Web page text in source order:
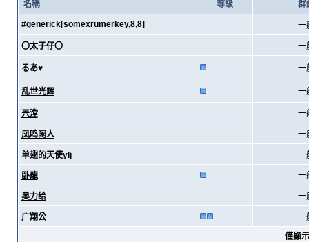
名稱 等級 群
#generick[somexrumerkey,8,8] 一
〇太子仔〇 一
るあ♥ 一
乱世光辉 一
兲漟 一
凤鸣闲人 一
单翅的天使ylj 一
卧龍 一
奥力给 一
广翔公
一
僅顯